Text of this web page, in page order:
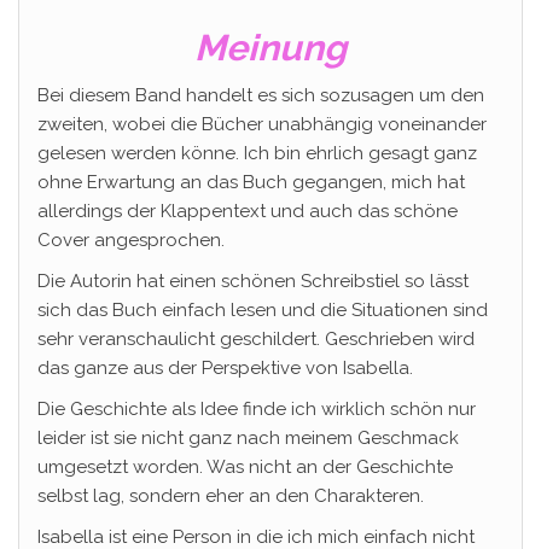
Meinung
Bei diesem Band handelt es sich sozusagen um den
zweiten, wobei die Bücher unabhängig voneinander
gelesen werden könne. Ich bin ehrlich gesagt ganz
ohne Erwartung an das Buch gegangen, mich hat
allerdings der Klappentext und auch das schöne
Cover angesprochen.
Die Autorin hat einen schönen Schreibstiel so lässt
sich das Buch einfach lesen und die Situationen sind
sehr veranschaulicht geschildert. Geschrieben wird
das ganze aus der Perspektive von Isabella.
Die Geschichte als Idee finde ich wirklich schön nur
leider ist sie nicht ganz nach meinem Geschmack
umgesetzt worden. Was nicht an der Geschichte
selbst lag, sondern eher an den Charakteren.
Isabella ist eine Person in die ich mich einfach nicht